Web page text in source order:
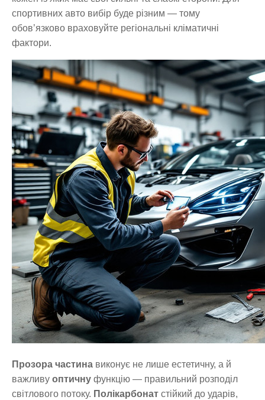
спортивних авто вибір буде різним — тому
обов’язково враховуйте регіональні кліматичні
фактори.
Прозора частина виконує не лише естетичну, а й
важливу оптичну функцію — правильний розподіл
світлового потоку. Полікарбонат стійкий до ударів,